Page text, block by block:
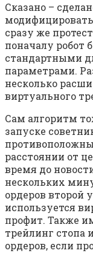
Сказано –
сразу же
поначалу робот
стандартными
параметрами.
несколько
виртуального
Сам алгоритм
запуске
расстоянии от
время до
нескольких
ордеров второй
используется
профит. Также
трейлинг стопа
ордеров, если